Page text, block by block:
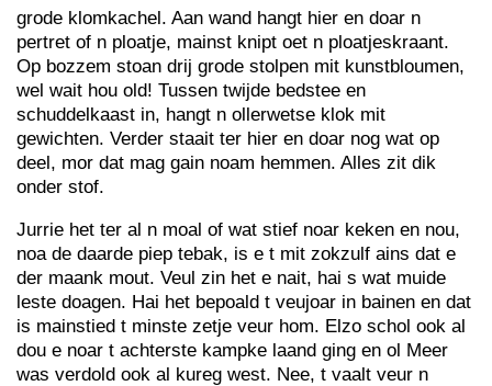
grode klomkachel. Aan wand hangt hier en doar n
pertret of n ploatje, mainst knipt oet n ploatjeskraant.
Op bozzem stoan drij grode stolpen mit kunstbloumen,
wel wait hou old! Tussen twijde bedstee en
schuddelkaast in, hangt n ollerwetse klok mit
gewichten. Verder staait ter hier en doar nog wat op
deel, mor dat mag gain noam hemmen. Alles zit dik
onder stof.
Jurrie het ter al n moal of wat stief noar keken en nou,
noa de daarde piep tebak, is e t mit zokzulf ains dat e
der maank mout. Veul zin het e nait, hai s wat muide
leste doagen. Hai het bepoald t veujoar in bainen en dat
is mainstied t minste zetje veur hom. Elzo schol ook al
dou e noar t achterste kampke laand ging en ol Meer
was verdold ook al kureg west. Nee, t vaalt veur n